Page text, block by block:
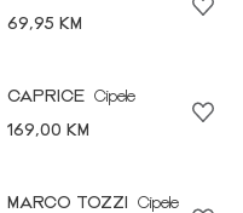
69,95 KM
CAPRICE Cipele
169,00 KM
MARCO TOZZI
Cipele